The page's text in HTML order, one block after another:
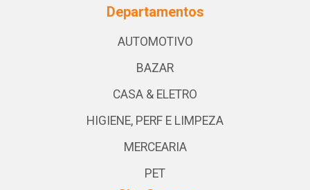
Departamentos
AUTOMOTIVO
BAZAR
CASA & ELETRO
HIGIENE, PERF E LIMPEZA
MERCEARIA
PET